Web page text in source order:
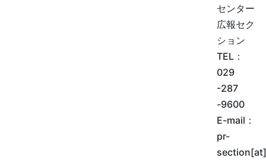
センター
広報セク
ション
TEL ：
029
-287
-9600
E-mail ：
pr-